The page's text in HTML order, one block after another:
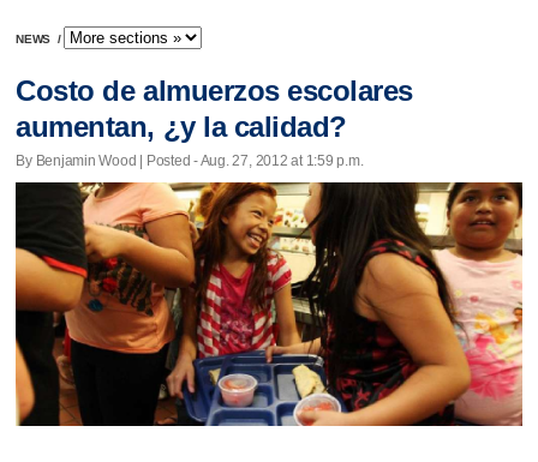
NEWS /
Costo de almuerzos escolares
aumentan, ¿y la calidad?
By Benjamin Wood | Posted - Aug. 27, 2012 at 1:59 p.m.